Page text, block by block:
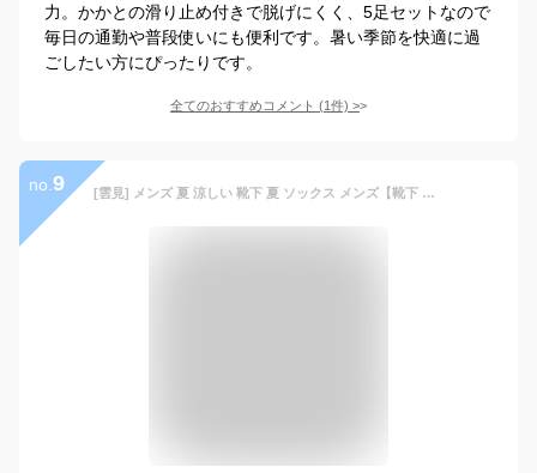
力。かかとの滑り止め付きで脱げにくく、5足セットなので
毎日の通勤や普段使いにも便利です。暑い季節を快適に過
ごしたい方にぴったりです。
全てのおすすめコメント (1件) >
no. 9 [雲見] メンズ 夏 涼しい 靴下 夏 ソックス メンズ【靴下 メッシュ 5足セット】 通気性 抗菌消臭 綿 涼しい 薄手 吸汗 蒸れない 柔らかい ビジネス 紳士 通勤 通学 耐久性 吸汗 無地 24-28cm (JP, アルファベット, Free Size, ライトグレー)